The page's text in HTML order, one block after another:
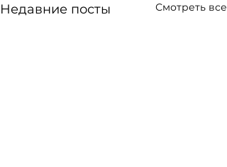
Недавние посты Смотреть все